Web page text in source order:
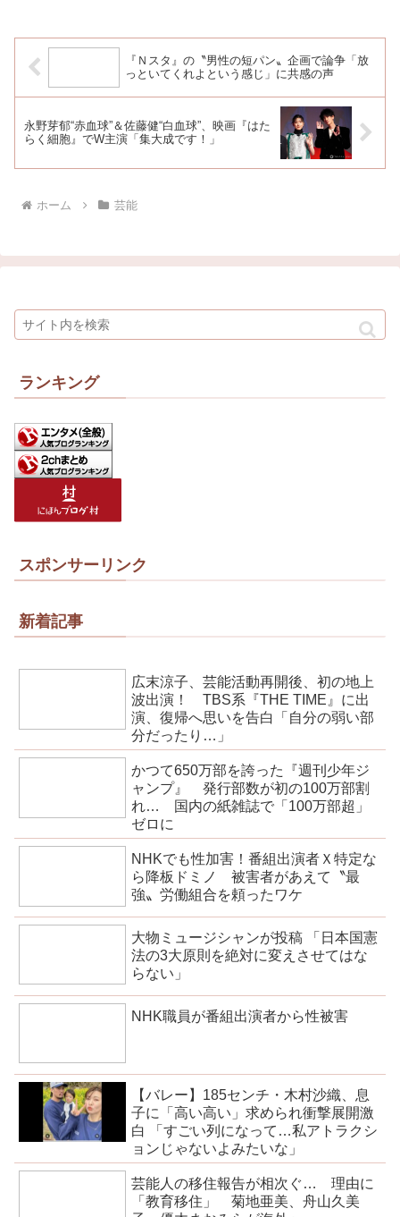
『Ｎスタ』の〝男性の短パン〟企画で論争「放
っといてくれよという感じ」に共感の声
永野芽郁“赤血球”＆佐藤健“白血球”、映画『はた
らく細胞』でW主演「集大成です！」
ホーム 芸能
ランキング
スポンサーリンク
新着記事
広末涼子、芸能活動再開後、初の地上
波出演！ TBS系『THE TIME』に出
演、復帰へ思いを告白「自分の弱い部
分だったり…」
かつて650万部を誇った『週刊少年ジ
ャンプ』 発行部数が初の100万部割
れ… 国内の紙雑誌で「100万部超」
ゼロに
NHKでも性加害！番組出演者Ｘ特定な
ら降板ドミノ 被害者があえて〝最
強〟労働組合を頼ったワケ
大物ミュージシャンが投稿 「日本国憲
法の3大原則を絶対に変えさせてはな
らない」
NHK職員が番組出演者から性被害
【バレー】185センチ・木村沙織、息
子に「高い高い」求められ衝撃展開激
白 「すごい列になって…私アトラクシ
ョンじゃないよみたいな」
芸能人の移住報告が相次ぐ… 理由に
「教育移住」 菊地亜美、舟山久美